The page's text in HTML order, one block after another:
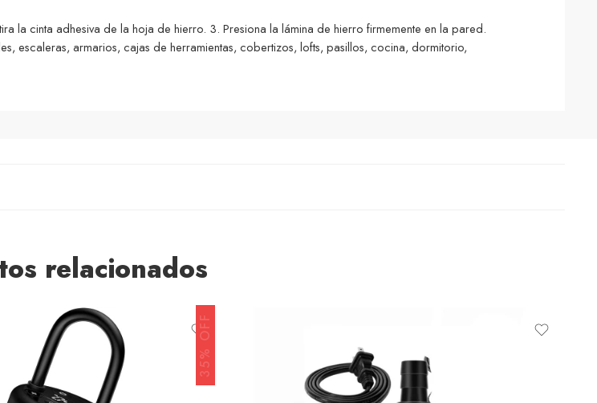
la cinta adhesiva de la hoja de hierro. 3. Presiona la lámina de hierro firmemente en la pared.
escaleras, armarios, cajas de herramientas, cobertizos, lofts, pasillos, cocina, dormitorio,
relacionados
35% OFF